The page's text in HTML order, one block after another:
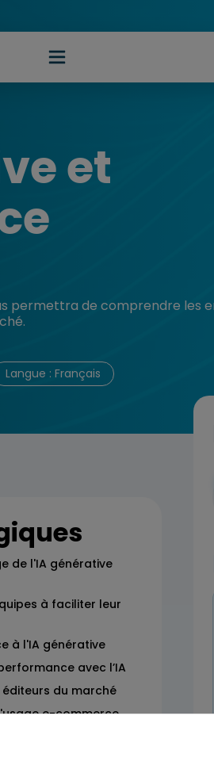
et
permettra de comprendre les
Langue : Français
de l'IA générative
à faciliter leur
à l'IA générative
avec l’IA
du marché
e-commerce